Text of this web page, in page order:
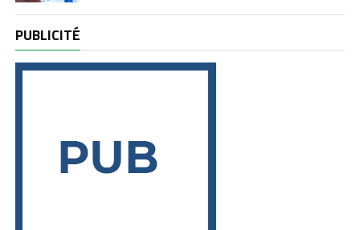
PUBLICITÉ